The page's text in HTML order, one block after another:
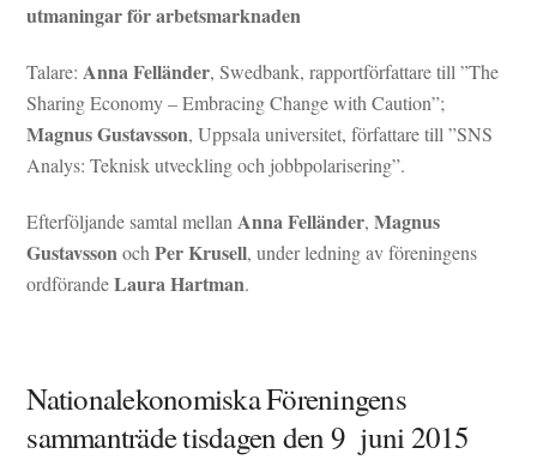
utmaningar för arbetsmarknaden
Talare: Anna Felländer, Swedbank, rapportförfattare till ”The
Sharing Economy – Embracing Change with Caution”;
Magnus Gustavsson, Uppsala universitet, författare till ”SNS
Analys: Teknisk utveckling och jobbpolarisering”.
Efterföljande samtal mellan Anna Felländer,Magnus
GustavssonochPer Krusell, under ledning av föreningens
ordförandeLaura Hartman.
Nationalekonomiska Föreningens
sammanträde tisdagen den 9 juni 2015